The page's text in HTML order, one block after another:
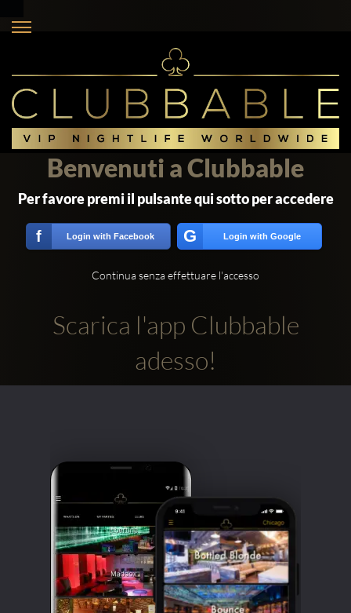
Social
network:
Benvenuti a Clubbable
Per favore premi il pulsante qui sotto per accedere
f Login with Facebook G Login with Google
Continua senza effettuare l'accesso
Scarica l'app Clubbable
adesso!